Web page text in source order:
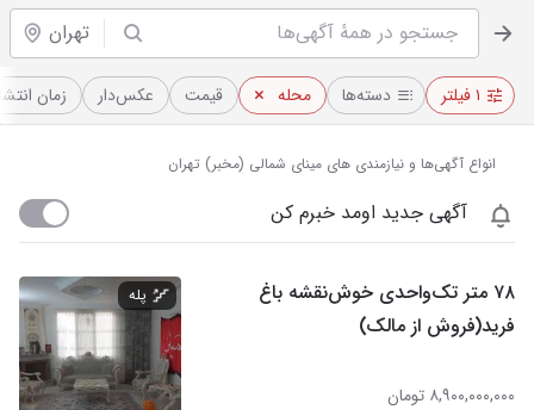
تهران
۱ فیلتر دسته‌ها محله قیمت عکس‌دار زمان
انواع آگهی‌ها و نیازمندی های مینای شمالی (مخبر) تهران
آگهی جدید اومد خبرم کن
۷۸ متر تک‌واحدی خوش‌نقشه باغ
فرید(فروش از مالک)
۸,۹۰۰,۰۰۰,۰۰۰ تومان
پله